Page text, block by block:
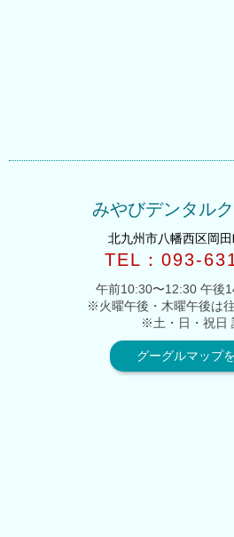
みやびデンタル
北九州市八幡西区岡
TEL：093-
午前10:30〜12:30 午後
※火曜午後・木曜午後は
※土・日・祝日
グーグルマップ